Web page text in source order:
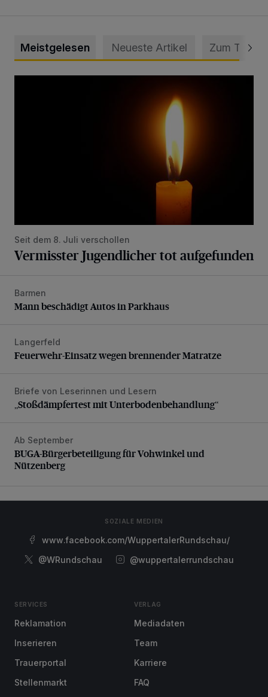
Meistgelesen Neueste Artikel Zum Thema
Seit dem 8. Juli verschollen
Vermisster Jugendlicher tot aufgefunden
Mann beschädigt Autos in Parkhaus
Barmen
Mann beschädigt Autos in Parkhaus
Feuerwehr-Einsatz wegen brennender Matratze
Langerfeld
Feuerwehr-Einsatz wegen brennender Matratze
„Stoßdämpfertest mit Unterbodenbehandlung“
Briefe von Leserinnen und Lesern
„Stoßdämpfertest mit Unterbodenbehandlung“
BUGA-Bürgerbeteiligung für Vohwinkel und Nützenberg
Ab September
BUGA-Bürgerbeteiligung für Vohwinkel und
Nützenberg
SOZIALE MEDIEN
www.facebook.com/WuppertalerRundschau/
@WRundschau
@wuppertalerrundschau
SERVICES
Reklamation
Inserieren
Trauerportal
Stellenmarkt
VERLAG
Mediadaten
Team
Karriere
FAQ